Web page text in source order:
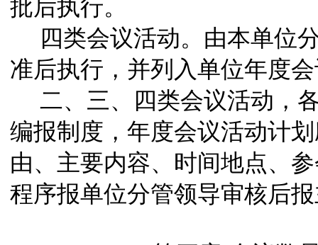
批后执行。
四类会议活动。由本单位
准后执行，并列入单位年度
二、三、四类会议活动，
编报制度，年度会议活动计
由、主要内容、时间地点、
程序报单位分管领导审核后